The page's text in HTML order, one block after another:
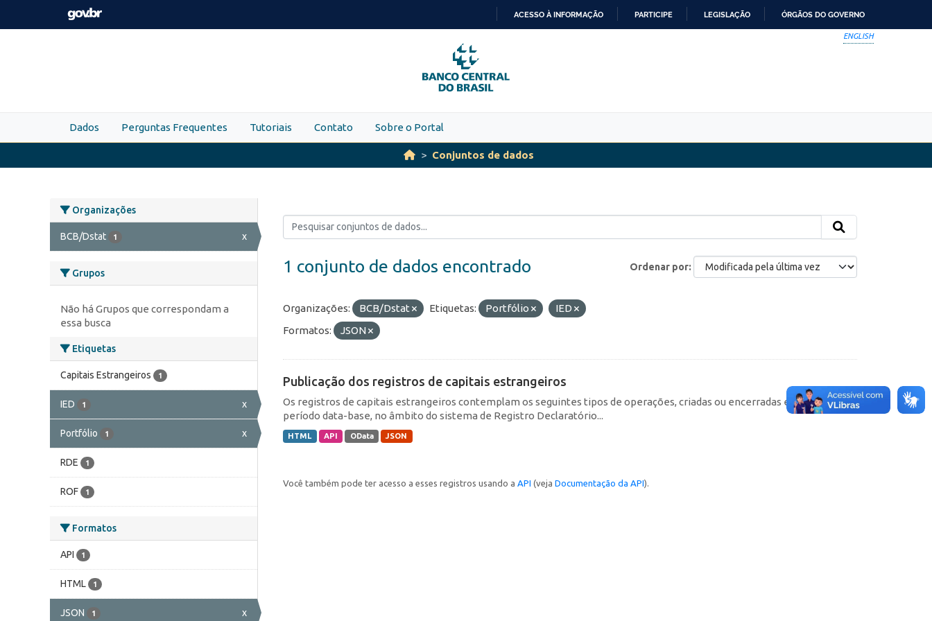
Skip to main content
PARA
O
CONTEÚDO
ACESSO À INFORMAÇÃO PARTICIPE LEGISLAÇÃO ÓRGÃOS DO GOVERNO
ENGLISH
Dados Perguntas Frequentes Tutoriais Contato Sobre o Portal
Conjuntos de dados
Organizações
BCB/Dstat 1 x
Grupos
Não há Grupos que correspondam a
essa busca
Etiquetas
Capitais Estrangeiros 1
IED 1 x
Portfólio 1 x
RDE 1
ROF 1
Formatos
API 1
HTML 1
JSON 1 x
Ordenar por
1 conjunto de dados encontrado
Organizações: BCB/Dstat Etiquetas: Portfólio
IED
Formatos:
JSON
Publicação dos registros de capitais estrangeiros
Os registros de capitais estrangeiros contemplam os seguintes tipos de operações, criadas ou encerradas em cada
período data-base, no âmbito do sistema de Registro Declaratório...
HTML API OData JSON
Você também pode ter acesso a esses registros usando a API (veja Documentação da API).